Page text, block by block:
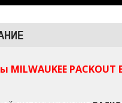
PACKOUT